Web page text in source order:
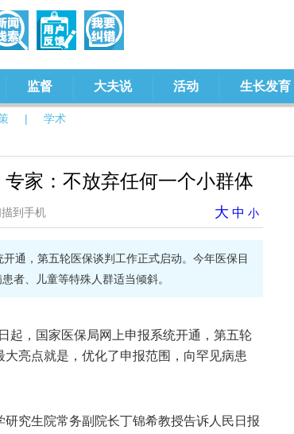
| 学术
监督 大夫说 活动 生长发育
家：不放弃任何一个小群体
到手机 大 中 小
通，第五轮医保谈判工作正式启动。今年医保目
者、儿童等特殊人群适当倾斜。
起，国家医保局网上申报系统开通，第五轮
亮点就是，优化了申报范围，向罕见病患
究生院常务副院长丁锦希教授告诉人民日报